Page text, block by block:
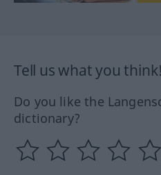
Tell us what you think!
Do you like the
dictionary?